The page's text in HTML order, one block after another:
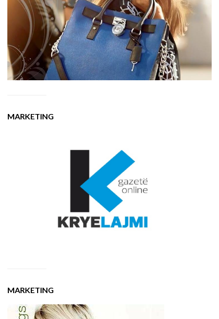
MARKETING
MARKETING